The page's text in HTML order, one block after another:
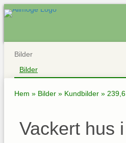
Bilder
Bilder
Hem » Bilder » Kundbilder » 239,6
Vackert hus i